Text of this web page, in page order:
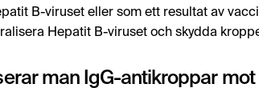
B-viruset eller som ett resultat av
Hepatit B-viruset och skydda
man IgG-antikroppar mot